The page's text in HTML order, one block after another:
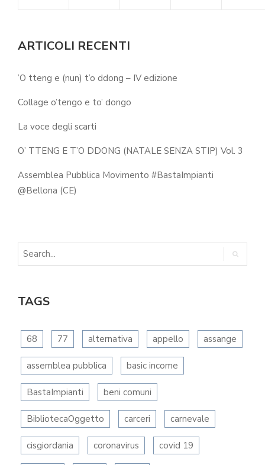
ARTICOLI RECENTI
’O tteng e (nun) t’o ddong – IV edizione
Collage o’tengo e to’ dongo
La voce degli scarti
O’ TTENG E T’O DDONG (NATALE SENZA STIP) Vol. 3
Assemblea Pubblica Movimento #BastaImpianti
@Bellona (CE)
TAGS
68 77 alternativa appello assange
assemblea pubblica basic income
BastaImpianti beni comuni
BibliotecaOggetto carceri carnevale
cisgiordania coronavirus covid 19